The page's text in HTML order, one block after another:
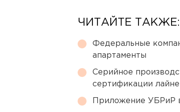
ЧИТАЙТЕ ТАКЖЕ:
Федеральные
апартаменты
Серийное
сертификации
Приложение УБРиР